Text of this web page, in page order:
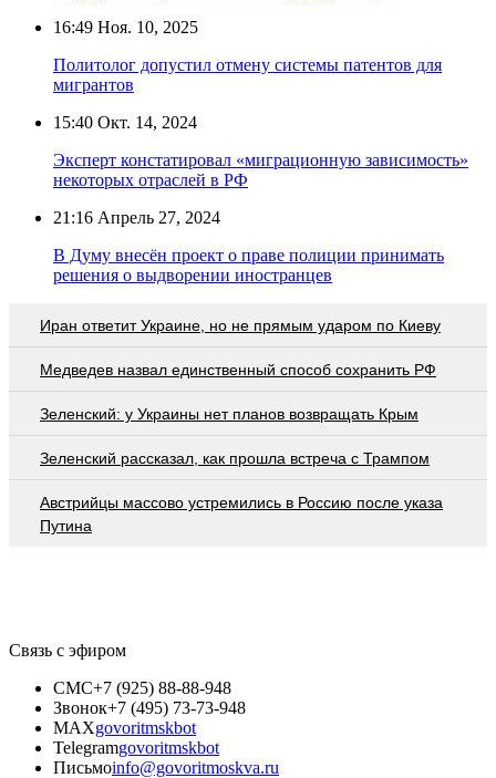
16:49 Ноя. 10, 2025
Политолог допустил отмену системы патентов для
мигрантов
15:40 Окт. 14, 2024
Эксперт констатировал «миграционную зависимость»
некоторых отраслей в РФ
21:16 Апрель 27, 2024
В Думу внесён проект о праве полиции принимать
решения о выдворении иностранцев
Иран ответит Украине, но не прямым ударом по Киеву
Медведев назвал единственный способ сохранить РФ
Зеленский: у Украины нет планов возвращать Крым
Зеленский рассказал, как прошла встреча с Трампом
Австрийцы массово устремились в Россию после указа
Путина
Связь с эфиром
СМС+7 (925) 88-88-948
Звонок+7 (495) 73-73-948
MAXgovoritmskbot
Telegramgovoritmskbot
Письмоinfo@govoritmoskva.ru